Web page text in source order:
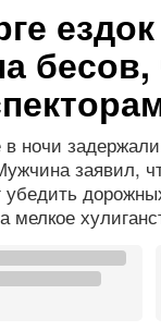
ночи
заявил,
убедить
мелкое